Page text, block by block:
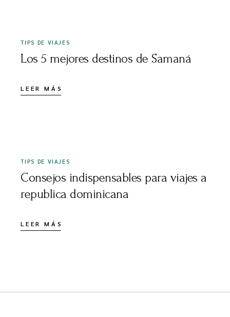
TIPS DE VIAJES
Los 5 mejores destinos de Samaná
LEER MÁS
TIPS DE VIAJES
Consejos indispensables para viajes a
republica dominicana
LEER MÁS